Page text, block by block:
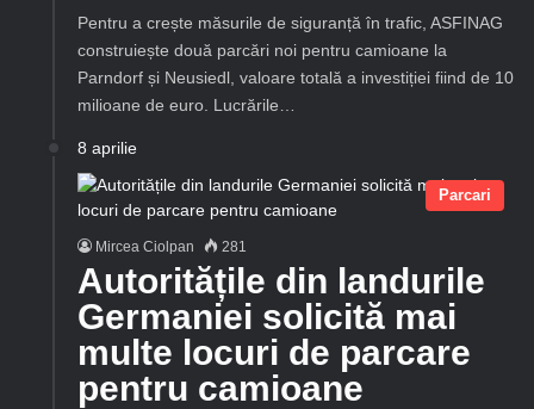
Pentru a crește măsurile de siguranță în trafic, ASFINAG
construiește două parcări noi pentru camioane la
Parndorf și Neusiedl, valoare totală a investiției fiind de 10
milioane de euro. Lucrările…
8 aprilie
Parcari
Mircea Ciolpan 281
Autoritățile din landurile
Germaniei solicită mai
multe locuri de parcare
pentru camioane